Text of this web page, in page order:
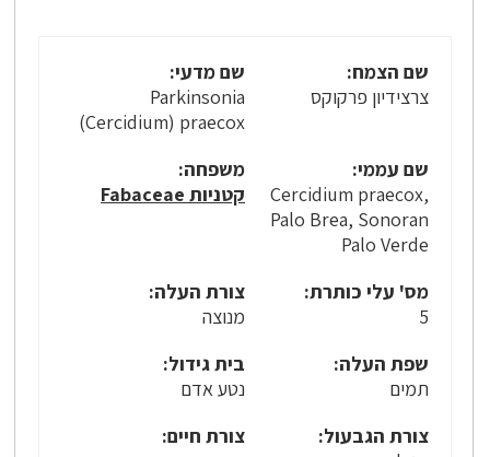
שם הצמח:
צרצידיון פרקוקס
שם מדעי:
Parkinsonia
(Cercidium) praecox
שם עממי:
Cercidium praecox,
Palo Brea, Sonoran
Palo Verde
משפחה:
קטניות Fabaceae
מס' עלי כותרת:
5
צורת העלה:
מנוצה
שפת העלה:
תמים
בית גידול:
נטע אדם
צורת הגבעול:
צורת חיים: